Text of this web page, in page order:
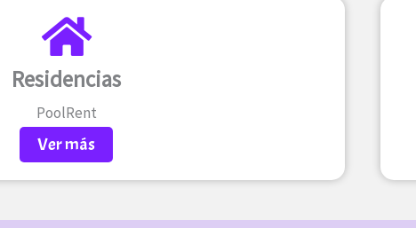
Residencias
PoolRent
Ver más